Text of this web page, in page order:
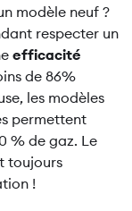
modèle neuf ?
respecter un
efficacité
de 86%
les modèles
permettent
% de gaz. Le
toujours
!